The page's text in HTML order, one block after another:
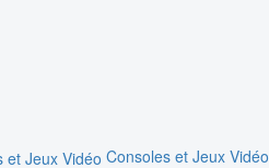
Consoles et Jeux Vidéo